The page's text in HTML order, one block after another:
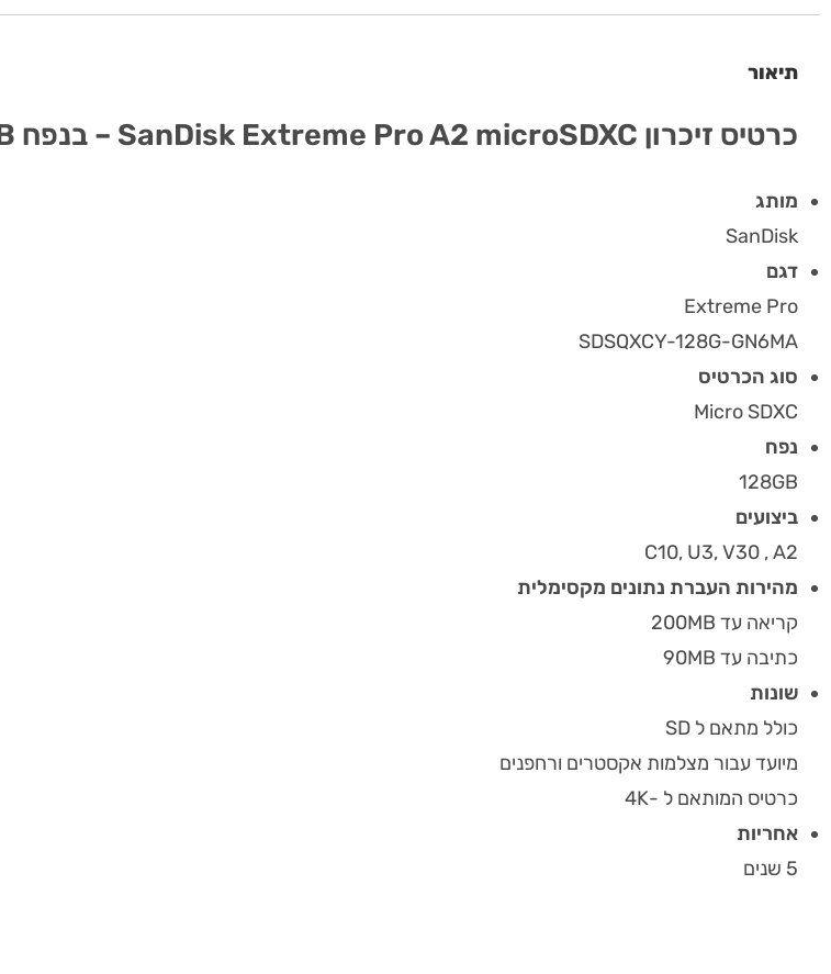
תיאור
כרטיס זיכרון SanDisk Extreme Pro A2 microSDXC – בנפח 128GB
מותג
SanDisk
דגם
Extreme Pro
SDSQXCY-128G-GN6MA
סוג הכרטיס
Micro SDXC
נפח
128GB
ביצועים
C10, U3, V30 , A2
מהירות העברת נתונים מקסימלית
קריאה עד 200MB
כתיבה עד 90MB
שונות
כולל מתאם ל SD
מיועד עבור מצלמות אקסטרים ורחפנים
כרטיס המותאם ל -4K
אחריות
5 שנים